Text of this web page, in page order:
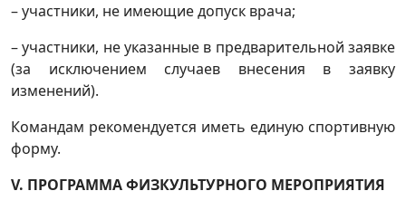
– участники, не имеющие допуск врача;
– участники, не указанные в предварительной заявке
(за исключением случаев внесения в заявку
изменений).
Командам рекомендуется иметь единую спортивную
форму.
V. ПРОГРАММА ФИЗКУЛЬТУРНОГО МЕРОПРИЯТИЯ